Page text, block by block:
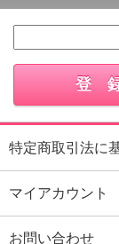
特定商取引法に
マイアカウント
お問い合わせ